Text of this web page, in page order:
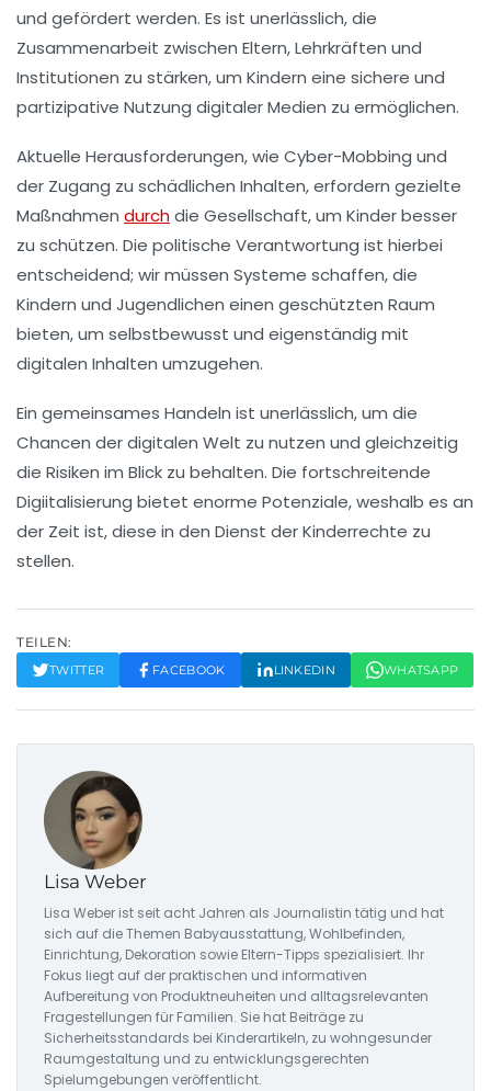
und gefördert werden. Es ist unerlässlich, die
Zusammenarbeit zwischen Eltern, Lehrkräften und
Institutionen zu stärken, um Kindern eine sichere und
partizipative Nutzung digitaler Medien zu ermöglichen.
Aktuelle Herausforderungen, wie Cyber-Mobbing und
der Zugang zu schädlichen Inhalten, erfordern gezielte
Maßnahmen durchdie Gesellschaft, um Kinder besser
zu schützen. Die politische Verantwortung ist hierbei
entscheidend; wir müssen Systeme schaffen, die
Kindern und Jugendlichen einen geschützten Raum
bieten, um selbstbewusst und eigenständig mit
digitalen Inhalten umzugehen.
Ein gemeinsames Handeln ist unerlässlich, um die
Chancen der digitalen Welt zu nutzen und gleichzeitig
die Risiken im Blick zu behalten. Die fortschreitende
Digiitalisierung bietet enorme Potenziale, weshalb es an
der Zeit ist, diese in den Dienst derKinderrechte zu
stellen.
TEILEN:
TWITTER FACEBOOK LINKEDIN WHATSAPP
Lisa Weber
Lisa Weber ist seit acht Jahren als Journalistin tätig und hat
sich auf die Themen Babyausstattung, Wohlbefinden,
Einrichtung, Dekoration sowie Eltern-Tipps spezialisiert. Ihr
Fokus liegt auf der praktischen und informativen
Aufbereitung von Produktneuheiten und alltagsrelevanten
Fragestellungen für Familien. Sie hat Beiträge zu
Sicherheitsstandards bei Kinderartikeln, zu wohngesunder
Raumgestaltung und zu entwicklungsgerechten
Spielumgebungen veröffentlicht.